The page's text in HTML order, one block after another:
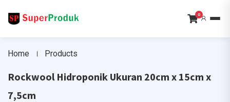
0
Home Products
Rockwool Hidroponik Ukuran 20cm x 15cm x
7,5cm